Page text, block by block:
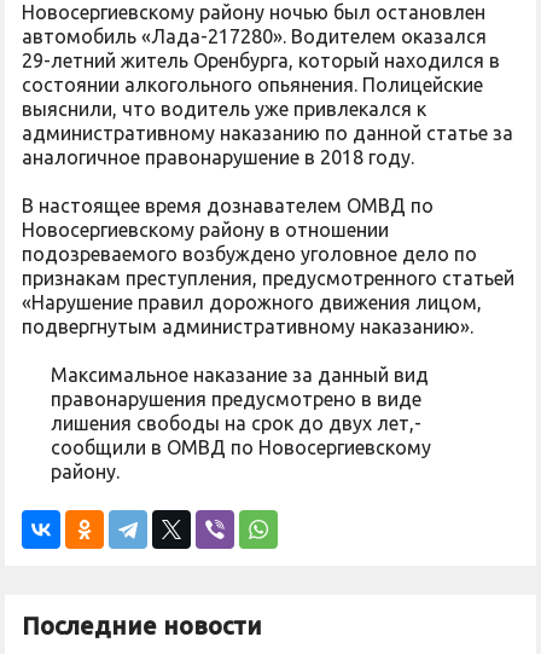
Новосергиевскому району ночью был остановлен
автомобиль «Лада-217280». Водителем оказался
29-летний житель Оренбурга, который находился в
состоянии алкогольного опьянения. Полицейские
выяснили, что водитель уже привлекался к
административному наказанию по данной статье за
аналогичное правонарушение в 2018 году.
В настоящее время дознавателем ОМВД по
Новосергиевскому району в отношении
подозреваемого возбуждено уголовное дело по
признакам преступления, предусмотренного статьей
«Нарушение правил дорожного движения лицом,
подвергнутым административному наказанию».
Максимальное наказание за данный вид
правонарушения предусмотрено в виде
лишения свободы на срок до двух лет,-
сообщили в ОМВД по Новосергиевскому
району.
Последние новости